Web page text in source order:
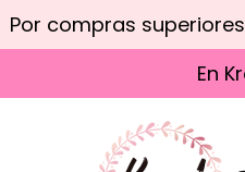
Por compras
En